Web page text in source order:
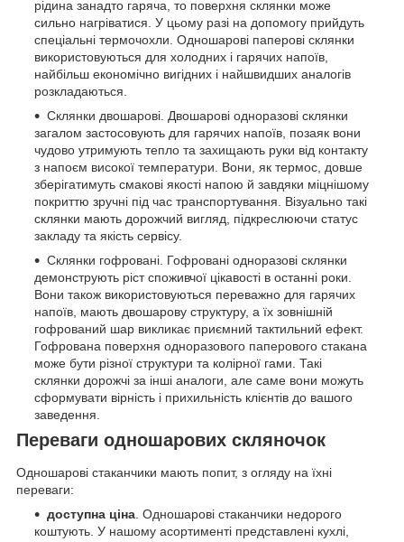
рідина занадто гаряча, то поверхня склянки може
сильно нагріватися. У цьому разі на допомогу прийдуть
спеціальні термочохли. Одношарові паперові склянки
використовуються для холодних і гарячих напоїв,
найбільш економічно вигідних і найшвидших аналогів
розкладаються.
Склянки двошарові. Двошарові одноразові склянки
загалом застосовують для гарячих напоїв, позаяк вони
чудово утримують тепло та захищають руки від контакту
з напоєм високої температури. Вони, як термос, довше
зберігатимуть смакові якості напою й завдяки міцнішому
покриттю зручні під час транспортування. Візуально такі
склянки мають дорожчий вигляд, підкреслюючи статус
закладу та якість сервісу.
Склянки гофровані. Гофровані одноразові склянки
демонструють ріст споживчої цікавості в останні роки.
Вони також використовуються переважно для гарячих
напоїв, мають двошарову структуру, а їх зовнішній
гофрований шар викликає приємний тактильний ефект.
Гофрована поверхня одноразового паперового стакана
може бути різної структури та колірної гами. Такі
склянки дорожчі за інші аналоги, але саме вони можуть
сформувати вірність і прихильність клієнтів до вашого
заведення.
Переваги одношарових скляночок
Одношарові стаканчики мають попит, з огляду на їхні
переваги:
доступна ціна . Одношарові стаканчики недорого
коштують. У нашому асортименті представлені кухлі,